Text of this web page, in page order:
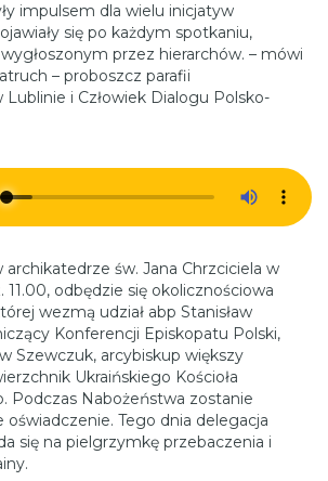
impulsem dla wielu inicjatyw
się po każdym spotkaniu,
przez hierarchów. – mówi
– proboszcz parafii
i Człowiek Dialogu Polsko-
archikatedrze św. Jana Chrzciciela w
11.00, odbędzie się okolicznościowa
wezmą udział abp Stanisław
Konferencji Episkopatu Polski,
Szewczuk, arcybiskup większy
Ukraińskiego Kościoła
Podczas Nabożeństwa zostanie
oświadczenie. Tego dnia delegacja
się na pielgrzymkę przebaczenia i